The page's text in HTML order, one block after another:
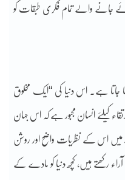
جانے والے تمام فکری طبقات کو
جاتا ہے۔ اس دنیا کی “ایک مخلوق
کیلئے انسان مجبور ہے کہ اس جہان
میں اس کے نظریات واضح اور روشن
رکھتے ہیں، کچھ دنیا کو مادے کے